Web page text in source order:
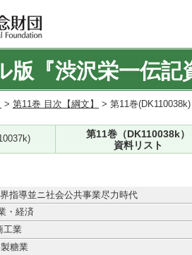
版『渋沢栄一伝記
> 第11巻 目次【綱文】 > 第11巻
第11巻（DK110038k）
資料リスト
指導並ニ社会公共事業尽力時代
・経済
業
糖業